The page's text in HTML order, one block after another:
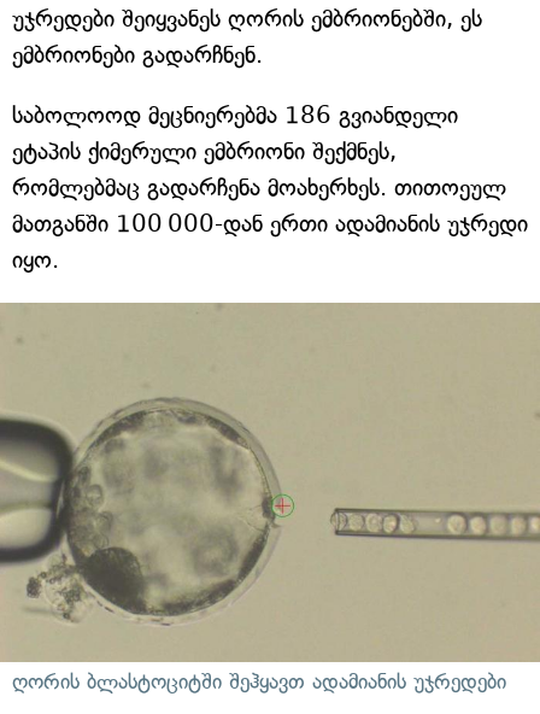
უჯრედები შეიყვანეს ღორის ემბრიონებში, ეს
ემბრიონები გადარჩნენ.
საბოლოოდ მეცნიერებმა 186 გვიანდელი
ეტაპის ქიმერული ემბრიონი შექმნეს,
რომლებმაც გადარჩენა მოახერხეს. თითოეულ
მათგანში 100 000-დან ერთი ადამიანის უჯრედი
იყო.
ღორის ბლასტოციტში შეჰყავთ ადამიანის უჯრედები